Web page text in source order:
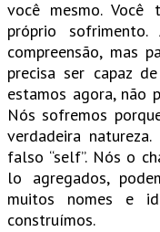
você mesmo.
próprio
compreensão, mas
precisa ser capaz
estamos agora, não
Nós sofremos
verdadeira
falso “self”. Nós o
lo agregados,
muitos nomes e
construímos.